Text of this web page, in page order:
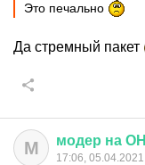
Это печально
Да стремный пакет
М модер на ОН
17:06, 05.04.2021